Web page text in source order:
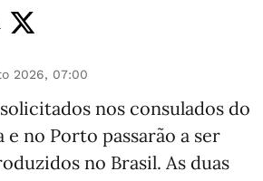
2026, 07:00
nos consulados do
e no Porto passarão a ser
no Brasil. As duas